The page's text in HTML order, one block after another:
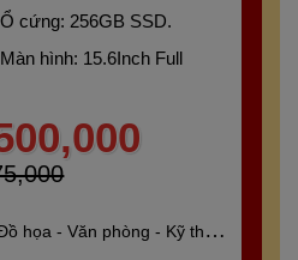
Ổ cứng: 256GB SSD.
Màn hình: 15.6Inch Full
họa - Văn phòng - Kỹ thuật